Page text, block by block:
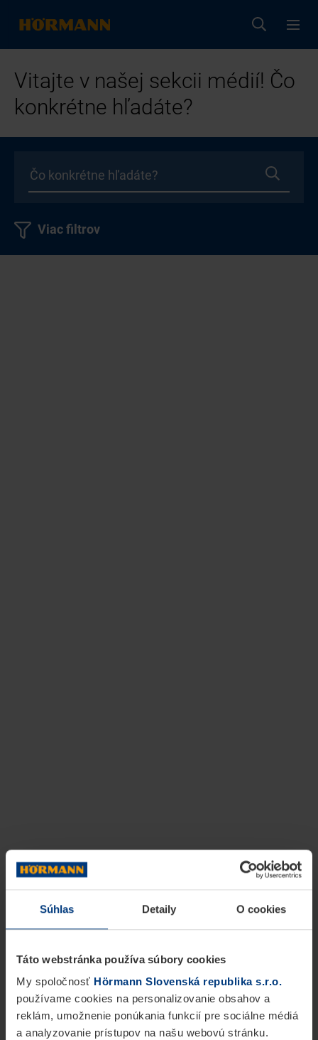
Súhlas Detaily O cookies
Táto webstránka používa súbory cookies
My spoločnosť Hörmann Slovenská republika s.r.o.
používame cookies na personalizovanie obsahov a
reklám, umožnenie ponúkania funkcií pre sociálne médiá
a analyzovanie prístupov na našu webovú stránku.
Vitajte v našej sekcii médií! Čo
konkrétne hľadáte?
Viac filtrov